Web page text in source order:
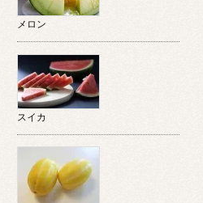
メロン
スイカ